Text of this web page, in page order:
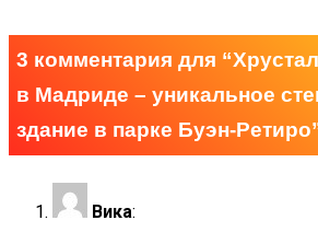
3 комментария для “
в Мадриде – уникальное
здание в парке Буэн-Ретиро
Вика: